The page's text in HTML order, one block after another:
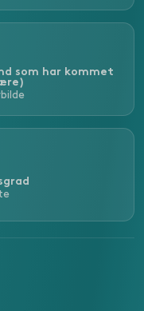
som har kommet